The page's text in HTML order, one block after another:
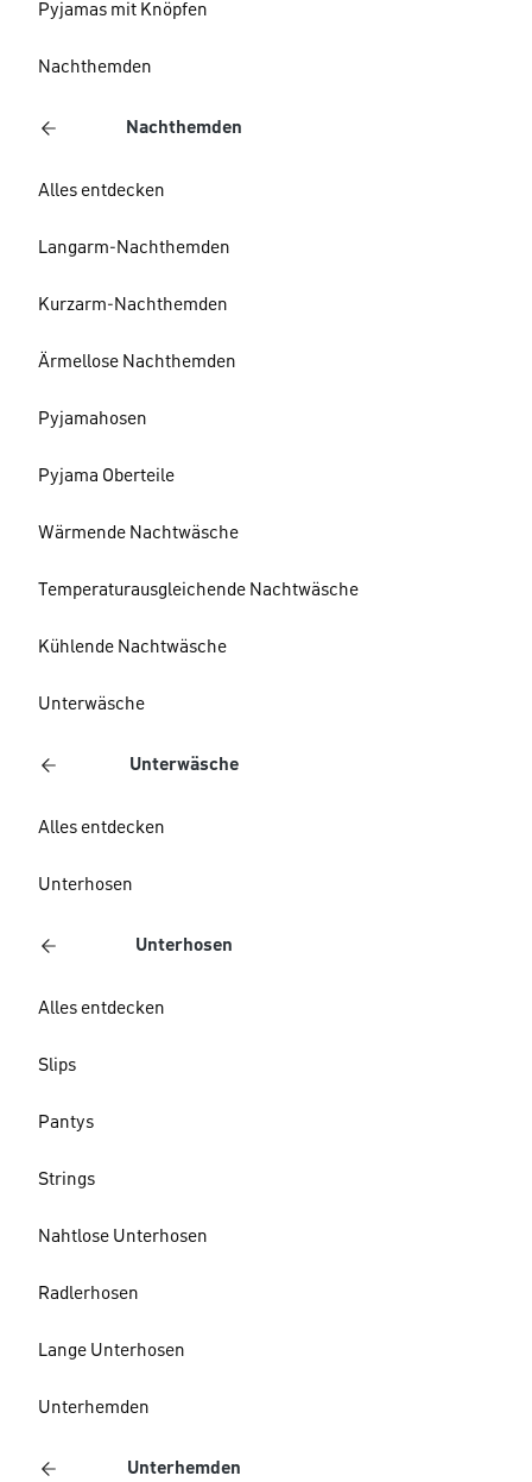
Pyjamas mit Knöpfen
Nachthemden
Nachthemden
Alles entdecken
Langarm-Nachthemden
Kurzarm-Nachthemden
Ärmellose Nachthemden
Pyjamahosen
Pyjama Oberteile
Wärmende Nachtwäsche
Temperaturausgleichende Nachtwäsche
Kühlende Nachtwäsche
Unterwäsche
Unterwäsche
Alles entdecken
Unterhosen
Unterhosen
Alles entdecken
Slips
Pantys
Strings
Nahtlose Unterhosen
Radlerhosen
Lange Unterhosen
Unterhemden
Unterhemden